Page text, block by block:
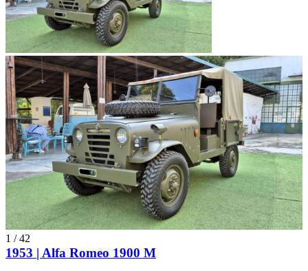
1 /42
1953 | Alfa Romeo 1900 M